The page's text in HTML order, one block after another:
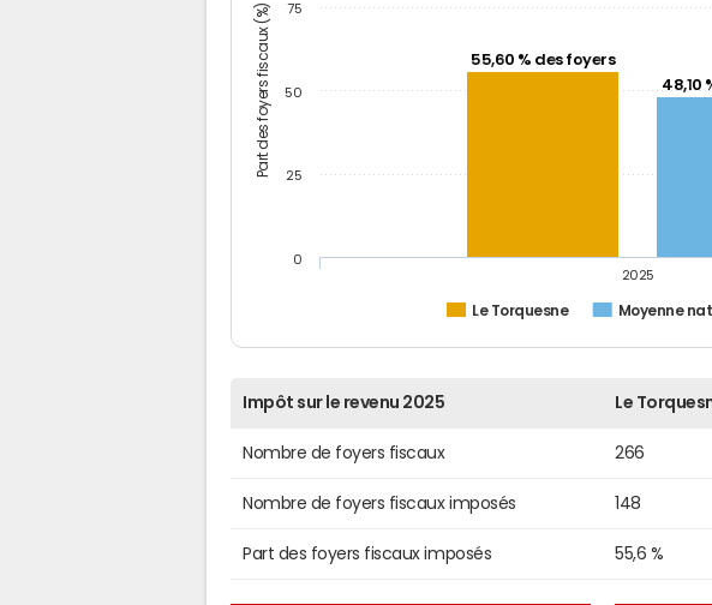
Part des foyers fiscaux (%)
55,60 % des foyers
48,10
Le Torquesne Moyenne
2025
0
25
50
75
Impôt sur le revenu 2025 Le
Nombre de foyers fiscaux 266
Nombre de foyers fiscaux imposés 148
Part des foyers fiscaux imposés 55,6 %